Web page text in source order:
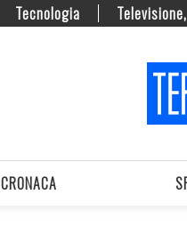
Tecnologia
CRONACA